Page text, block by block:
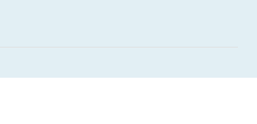
09:00 - 12:00 Uhr